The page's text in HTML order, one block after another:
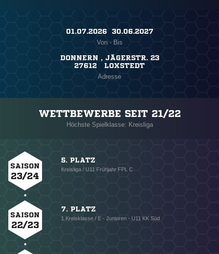
01.07.2026 ​ 30.06.2027
Von - Bis
DONNERN , JÄGERSTR. 23
27612 LOXSTEDT
Adresse
WETTBEWERBE SEIT 21/22
Höchste Spielklasse: Kreisliga
SAISON
23/24
5. PLATZ
Kreisliga / U11 Frühjahr FPL C
SAISON
22/23
7. PLATZ
1.Kreisklasse / E - Junioren - U11 KK Süd